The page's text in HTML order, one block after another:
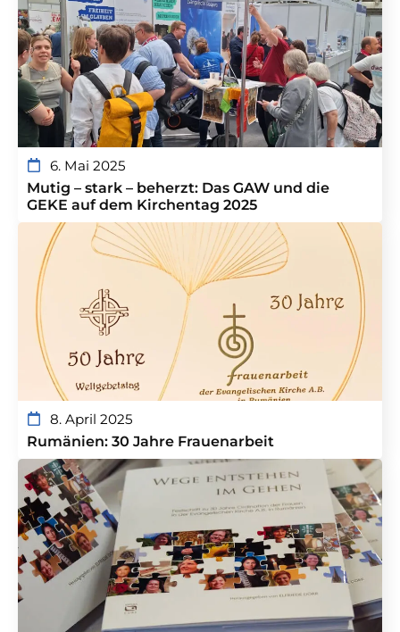
6. Mai 2025
Mutig – stark – beherzt: Das GAW und die
GEKE auf dem Kirchentag 2025
8. April 2025
Rumänien: 30 Jahre Frauenarbeit